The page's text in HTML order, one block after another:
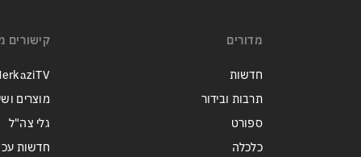
מדורים
חדשות
תרבות ובידור
ספורט
כלכלה
קישורים
מוצרים
גלי צה"ל
חדשות